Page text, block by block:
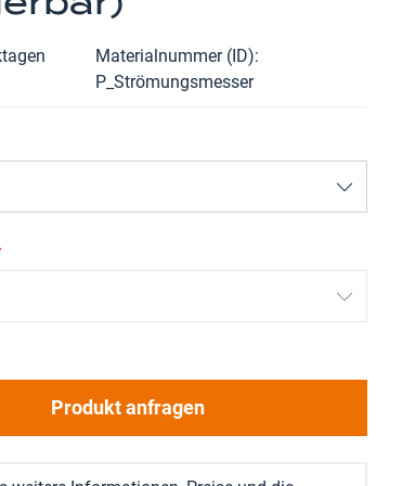
Materialnummer (ID)
P_Strömungsmesser
Produkt anfragen